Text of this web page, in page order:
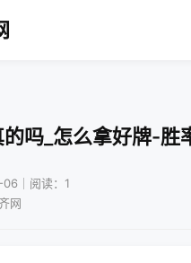
吗_怎么拿好牌-胜
｜阅读：1
网